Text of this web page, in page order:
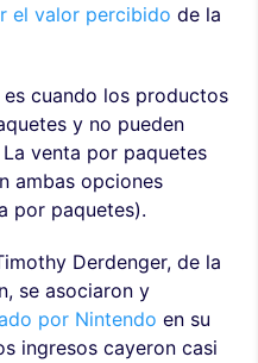
el valor percibido de la
cuando los productos
y no pueden
venta por paquetes
ambas opciones
por paquetes).
Derdenger, de la
se asociaron y
por Nintendo en su
ingresos cayeron casi